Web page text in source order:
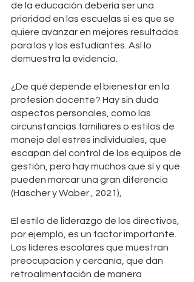
de la educación debería ser una
prioridad en las escuelas si es que se
quiere avanzar en mejores resultados
para las y los estudiantes. Así lo
demuestra la evidencia.
¿De qué depende el bienestar en la
profesión docente? Hay sin duda
aspectos personales, como las
circunstancias familiares o estilos de
manejo del estrés individuales, que
escapan del control de los equipos de
gestión, pero hay muchos que sí y que
pueden marcar una gran diferencia
(Hascher y Waber., 2021),
El estilo de liderazgo de los directivos,
por ejemplo, es un factor importante.
Los líderes escolares que muestran
preocupación y cercanía, que dan
retroalimentación de manera